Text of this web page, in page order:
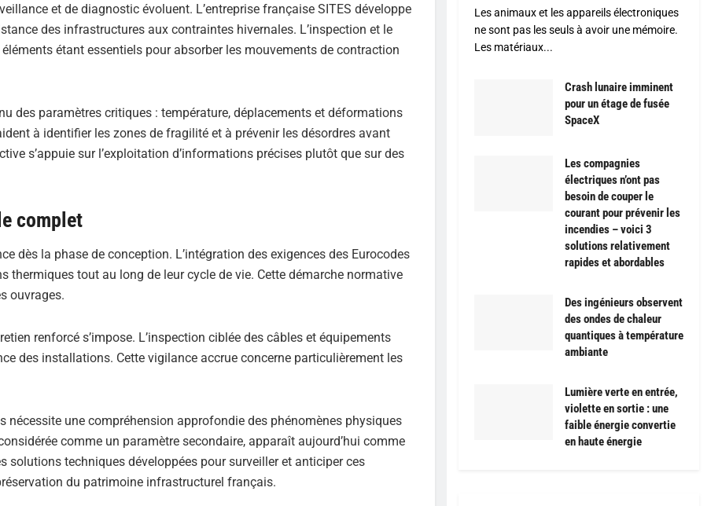
et de diagnostic évoluent. L’entreprise française SITES développe
des infrastructures aux contraintes hivernales. L’inspection et le
étant essentiels pour absorber les mouvements de contraction
des paramètres critiques : température, déplacements et déformations
à identifier les zones de fragilité et à prévenir les désordres avant
s’appuie sur l’exploitation d’informations précises plutôt que sur des
complet
dès la phase de conception. L’intégration des exigences des Eurocodes
tout au long de leur cycle de vie. Cette démarche normative
ouvrages.
renforcé s’impose. L’inspection ciblée des câbles et équipements
des installations. Cette vigilance accrue concerne particulièrement les
une compréhension approfondie des phénomènes physiques
comme un paramètre secondaire, apparaît aujourd’hui comme
solutions techniques développées pour surveiller et anticiper ces
du patrimoine infrastructurel français.
Les animaux et les appareils électroniques
ne sont pas les seuls à avoir une mémoire.
Les matériaux...
Crash lunaire imminent
pour un étage de fusée
SpaceX
Les compagnies
électriques n’ont pas
besoin de couper le
courant pour prévenir les
incendies – voici 3
solutions relativement
rapides et abordables
Des ingénieurs observent
des ondes de chaleur
quantiques à température
ambiante
Lumière verte en entrée,
violette en sortie : une
faible énergie convertie
en haute énergie